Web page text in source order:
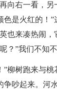
向右一看，
是火红的！
也来凑热闹
？”我们不知
柳树跑来与
吵起来。河